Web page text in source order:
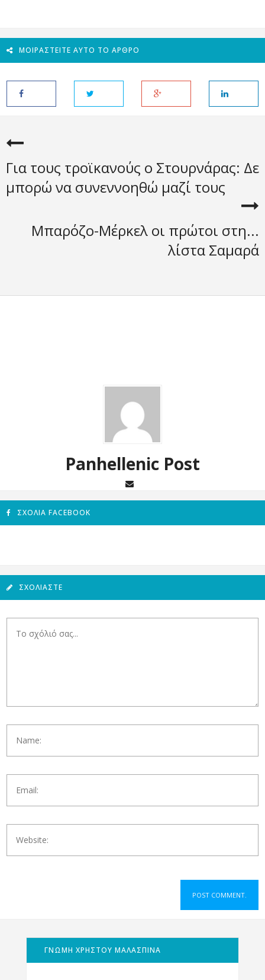
ΜΟΙΡΑΣΤΕΊΤΕ ΑΥΤΌ ΤΟ ΆΡΘΡΟ
Για τους τροϊκανούς ο Στουρνάρας: Δε
μπορώ να συνεννοηθώ μαζί τους
Μπαρόζο-Μέρκελ οι πρώτοι στη...
λίστα Σαμαρά
Panhellenic Post
ΣΧΌΛΙΑ FACEBOOK
ΣΧΟΛΙΆΣΤΕ
ΓΝΩΜΗ ΧΡΗΣΤΟΥ ΜΑΛΑΣΠΙΝΑ